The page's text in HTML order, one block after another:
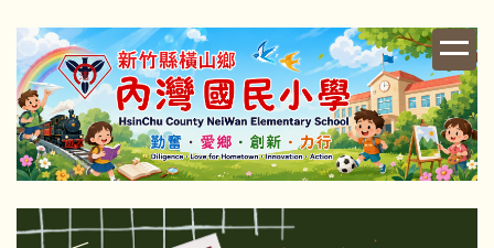
到
主
要
內
容
區